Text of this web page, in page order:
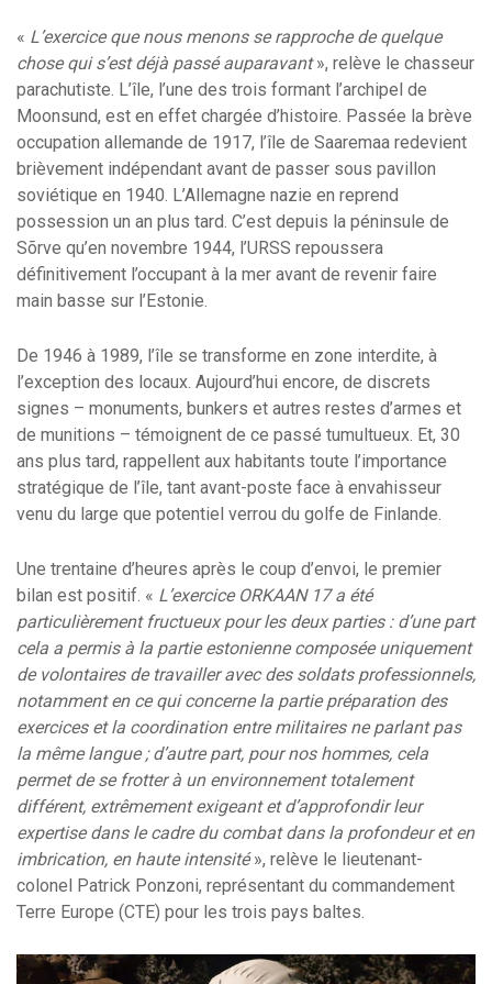
« L’exercice que nous menons se rapproche de quelque
chose qui s’est déjà passé auparavant», relève le chasseur
parachutiste. L’île, l’une des trois formant l’archipel de
Moonsund, est en effet chargée d’histoire. Passée la brève
occupation allemande de 1917, l’île de Saaremaa redevient
brièvement indépendant avant de passer sous pavillon
soviétique en 1940. L’Allemagne nazie en reprend
possession un an plus tard. C’est depuis la péninsule de
Sõrve qu’en novembre 1944, l’URSS repoussera
définitivement l’occupant à la mer avant de revenir faire
main basse sur l’Estonie.
De 1946 à 1989, l’île se transforme en zone interdite, à
l’exception des locaux. Aujourd’hui encore, de discrets
signes – monuments, bunkers et autres restes d’armes et
de munitions – témoignent de ce passé tumultueux. Et, 30
ans plus tard, rappellent aux habitants toute l’importance
stratégique de l’île, tant avant-poste face à envahisseur
venu du large que potentiel verrou du golfe de Finlande.
Une trentaine d’heures après le coup d’envoi, le premier
bilan est positif. « L’exercice ORKAAN 17 a été
particulièrement fructueux pour les deux parties : d’une part
cela a permis à la partie estonienne composée uniquement
de volontaires de travailler avec des soldats professionnels,
notamment en ce qui concerne la partie préparation des
exercices et la coordination entre militaires ne parlant pas
la même langue ; d’autre part, pour nos hommes, cela
permet de se frotter à un environnement totalement
différent, extrêmement exigeant et d’approfondir leur
expertise dans le cadre du combat dans la profondeur et en
imbrication, en haute intensité», relève le lieutenant-
colonel Patrick Ponzoni, représentant du commandement
Terre Europe (CTE) pour les trois pays baltes.